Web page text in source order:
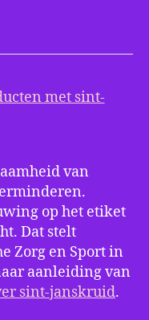
van
op het etiket
Dat stelt
Zorg en Sport in
aanleiding van
sint-janskruid.